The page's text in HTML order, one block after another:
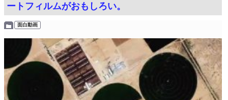
ートフィルムがおもしろい。
面白動画